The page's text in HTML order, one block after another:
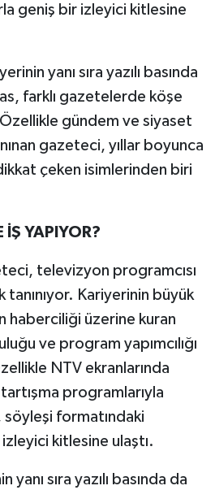
geniş bir izleyici kitlesine
yanı sıra yazılı basında
farklı gazetelerde köşe
Özellikle gündem ve siyaset
gazeteci, yıllar boyunca
çeken isimlerinden biri
İŞ YAPIYOR?
televizyon programcısı
tanınıyor. Kariyerinin büyük
haberciliği üzerine kuran
ve program yapımcılığı
NTV ekranlarında
programlarıyla
formatındaki
izleyici kitlesine ulaştı.
sıra yazılı basında da